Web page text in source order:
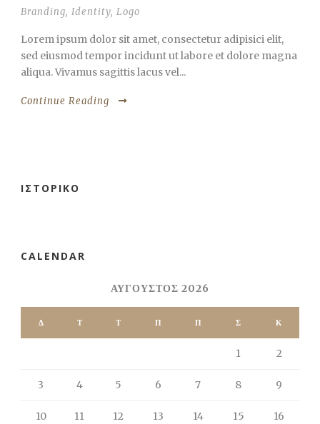
Branding, Identity, Logo
Lorem ipsum dolor sit amet, consectetur adipisici elit,
sed eiusmod tempor incidunt ut labore et dolore magna
aliqua. Vivamus sagittis lacus vel...
Continue Reading
ΙΣΤΟΡΙΚΌ
CALENDAR
ΑΎΓΟΥΣΤΟΣ 2026
Δ Τ Τ Π Π Σ Κ
1 2
3 4 5 6 7 8 9
10 11 12 13 14 15 16